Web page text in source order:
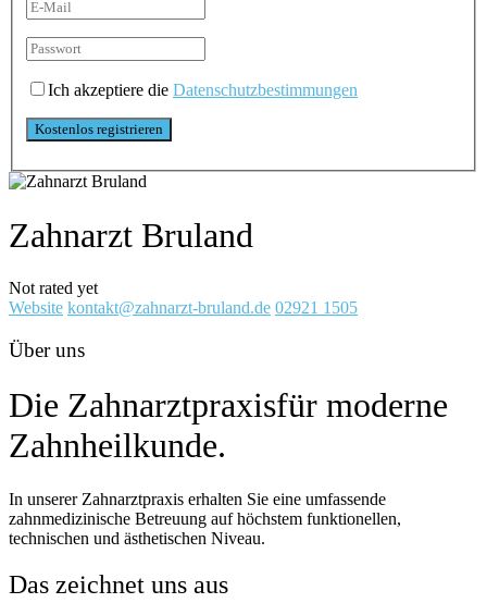
Ich akzeptiere die Datenschutzbestimmungen
Zahnarzt Bruland
Not rated yet
Website kontakt@zahnarzt-bruland.de 02921 1505
Über uns
Die Zahnarztpraxisfür moderne
Zahnheilkunde.
In unserer Zahnarztpraxis erhalten Sie eine umfassende
zahnmedizinische Betreuung auf höchstem funktionellen,
technischen und ästhetischen Niveau.
Das zeichnet uns aus